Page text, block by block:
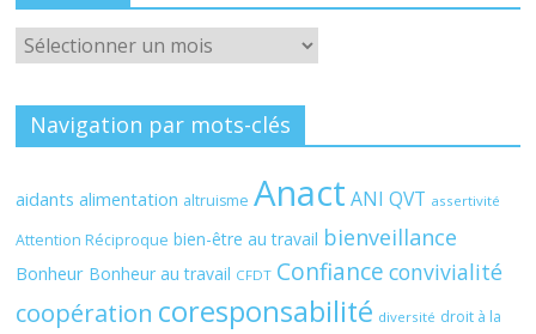
Archives
Navigation par mots-clés
aidants alimentation altruisme Anact ANI QVT assertivité
Attention Réciproque bien-être au travail bienveillance
Bonheur Bonheur au travail CFDT Confiance convivialité
coopération coresponsabilité diversité droit à la